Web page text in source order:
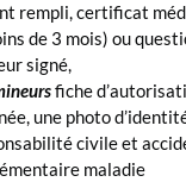
rempli, certificat
de 3 mois) ou
signé,
fiche
une photo
civile et
maladie